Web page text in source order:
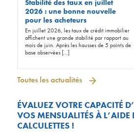
Stabilité des taux en juillet
2026 : une bonne nouvelle
pour les acheteurs
En juillet 2026, les taux de crédit immobilier
affichent une grande stabilité par rapport au
mois de juin. Après les hausses de 5 points de
base observées […]
Toutes les actualités
ÉVALUEZ VOTRE CAPACITÉ
VOS MENSUALITÉS À L’AIDE
CALCULETTES !